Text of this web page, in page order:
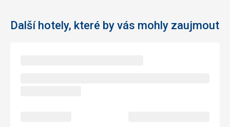
Další hotely, které by vás mohly zaujmout